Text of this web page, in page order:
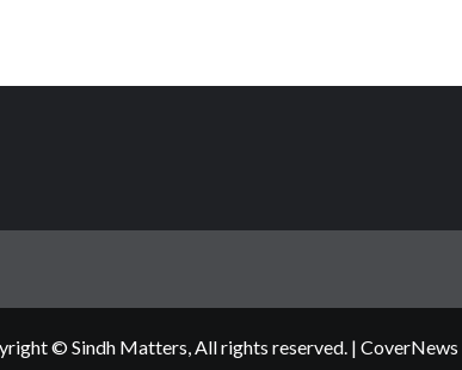
© Sindh Matters, All rights reserved. | CoverNews